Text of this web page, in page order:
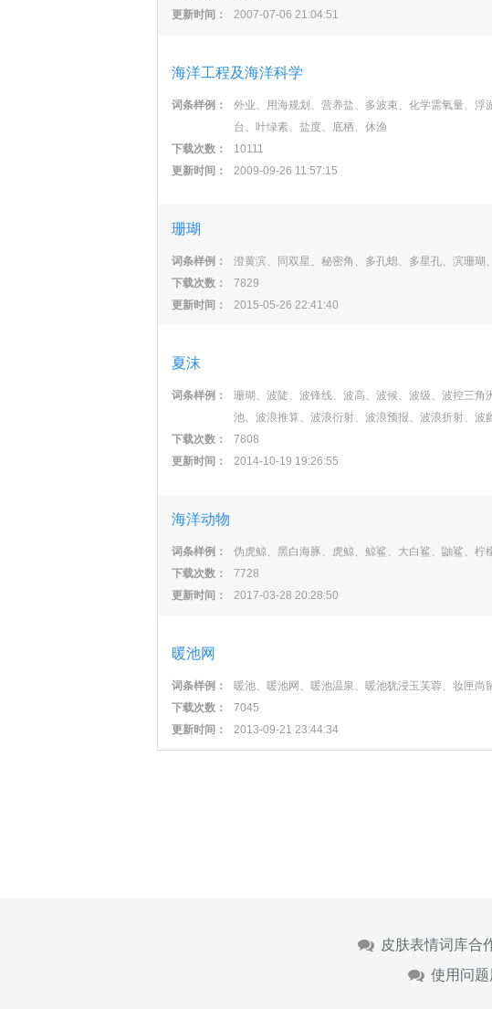
更新时间：
2007-07-06 21:04:51
海洋工程及海洋科学
词条样例：
外业、用海规划、营养盐、多波束、化学需氧量、
台、叶绿素、盐度、底栖、休渔
下载次数：
10111
更新时间：
2009-09-26 11:57:15
珊瑚
词条样例：
澄黄滨、同双星、秘密角、多孔螅、多星孔、滨珊瑚
下载次数：
7829
更新时间：
2015-05-26 22:41:40
夏沫
词条样例：
珊瑚、波陡、波锋线、波高、波候、波级、波控三
池、波浪推算、波浪衍射、波浪预报、波浪折射、波
下载次数：
7808
更新时间：
2014-10-19 19:26:55
海洋动物
词条样例：
伪虎鲸、黑白海豚、虎鲸、鲸鲨、大白鲨、鼬鲨、柠
下载次数：
7728
更新时间：
2017-03-28 20:28:50
暖池网
词条样例：
暖池、暖池网、暖池温泉、暖池犹浸玉芙蓉、妆匣尚
下载次数：
7045
更新时间：
2013-09-21 23:44:34
皮肤表情词库合
使用问题